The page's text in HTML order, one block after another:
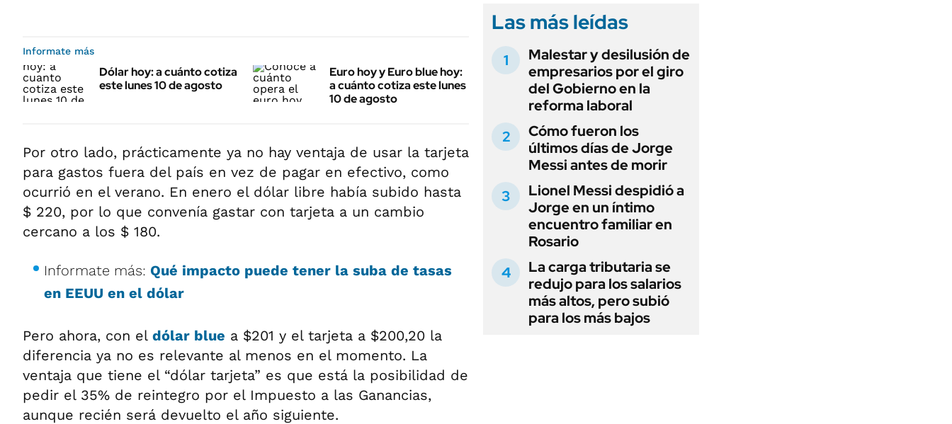
Informate más
Dólar hoy: a cuánto cotiza
este lunes 10 de agosto
Euro hoy y Euro blue hoy:
a cuánto cotiza este lunes
10 de agosto
Por otro lado, prácticamente ya no hay ventaja de usar la tarjeta
para gastos fuera del país en vez de pagar en efectivo, como
ocurrió en el verano. En enero el dólar libre había subido hasta
$ 220, por lo que convenía gastar con tarjeta a un cambio
cercano a los $ 180.
Informate más: Qué impacto puede tener la suba de tasas
en EEUU en el dólar
Pero ahora, con el dólar blue a $201 y el tarjeta a $200,20 la
diferencia ya no es relevante al menos en el momento. La
ventaja que tiene el “dólar tarjeta” es que está la posibilidad de
pedir el 35% de reintegro por el Impuesto a las Ganancias,
aunque recién será devuelto el año siguiente.
Las más leídas
Malestar y desilusión de
empresarios por el giro
del Gobierno en la
reforma laboral
Cómo fueron los
últimos días de Jorge
Messi antes de morir
Lionel Messi despidió a
Jorge en un íntimo
encuentro familiar en
Rosario
La carga tributaria se
redujo para los salarios
más altos, pero subió
para los más bajos